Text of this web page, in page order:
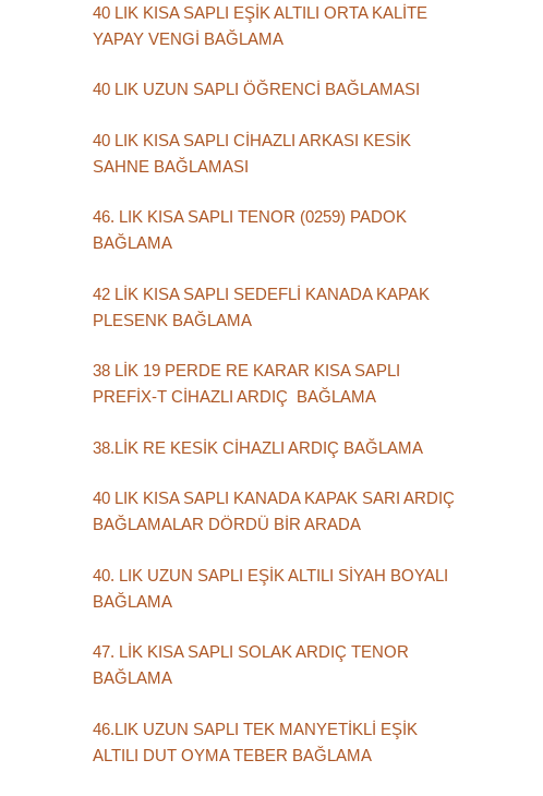
40 LIK KISA SAPLI EŞİK ALTILI ORTA KALİTE
YAPAY VENGİ BAĞLAMA
40 LIK UZUN SAPLI ÖĞRENCİ BAĞLAMASI
40 LIK KISA SAPLI CİHAZLI ARKASI KESİK
SAHNE BAĞLAMASI
46. LIK KISA SAPLI TENOR (0259) PADOK
BAĞLAMA
42 LİK KISA SAPLI SEDEFLİ KANADA KAPAK
PLESENK BAĞLAMA
38 LİK 19 PERDE RE KARAR KISA SAPLI
PREFİX-T CİHAZLI ARDIÇ BAĞLAMA
38.LİK RE KESİK CİHAZLI ARDIÇ BAĞLAMA
40 LIK KISA SAPLI KANADA KAPAK SARI ARDIÇ
BAĞLAMALAR DÖRDÜ BİR ARADA
40. LIK UZUN SAPLI EŞİK ALTILI SİYAH BOYALI
BAĞLAMA
47. LİK KISA SAPLI SOLAK ARDIÇ TENOR
BAĞLAMA
46.LIK UZUN SAPLI TEK MANYETİKLİ EŞİK
ALTILI DUT OYMA TEBER BAĞLAMA